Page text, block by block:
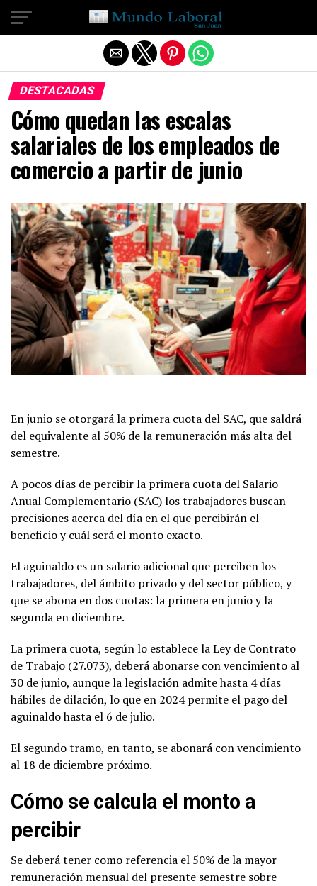
DESTACADAS
Cómo quedan las escalas
salariales de los empleados de
comercio a partir de junio
En junio se otorgará la primera cuota del SAC, que saldrá
del equivalente al 50% de la remuneración más alta del
semestre.
A pocos días de percibir la primera cuota del Salario
Anual Complementario (SAC) los trabajadores buscan
precisiones acerca del día en el que percibirán el
beneficio y cuál será el monto exacto.
El aguinaldo es un salario adicional que perciben los
trabajadores, del ámbito privado y del sector público, y
que se abona en dos cuotas: la primera en junio y la
segunda en diciembre.
La primera cuota, según lo establece la Ley de Contrato
de Trabajo (27.073), deberá abonarse con vencimiento al
30 de junio, aunque la legislación admite hasta 4 días
hábiles de dilación, lo que en 2024 permite el pago del
aguinaldo hasta el 6 de julio.
El segundo tramo, en tanto, se abonará con vencimiento
al 18 de diciembre próximo.
Cómo se calcula el monto a
percibir
Se deberá tener como referencia el 50% de la mayor
remuneración mensual del presente semestre sobre
Salir de la versión móvil